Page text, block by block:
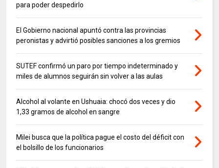
para poder despedirlo
El Gobierno nacional apuntó contra las provincias
peronistas y advirtió posibles sanciones a los gremios
SUTEF confirmó un paro por tiempo indeterminado y
miles de alumnos seguirán sin volver a las aulas
Alcohol al volante en Ushuaia: chocó dos veces y dio
1,33 gramos de alcohol en sangre
Milei busca que la política pague el costo del déficit con
el bolsillo de los funcionarios